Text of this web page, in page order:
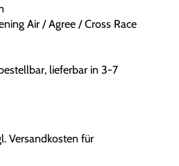
Air / Agree / Cross Race
lieferbar in 3-7
Versandkosten für